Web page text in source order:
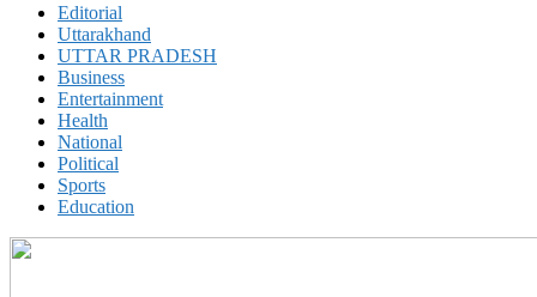
Editorial
Uttarakhand
UTTAR PRADESH
Business
Entertainment
Health
National
Political
Sports
Education